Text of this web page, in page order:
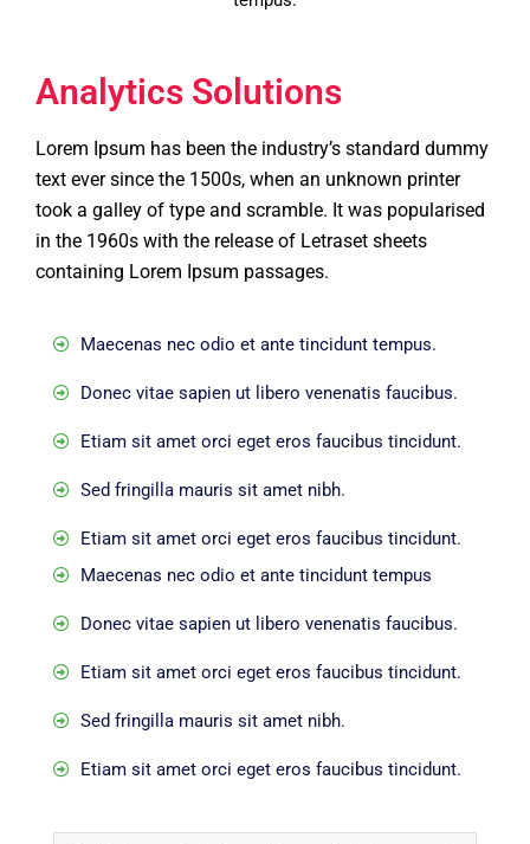
Analytics Solutions
Lorem Ipsum has been the industry’s standard dummy
text ever since the 1500s, when an unknown printer
took a galley of type and scramble. It was popularised
in the 1960s with the release of Letraset sheets
containing Lorem Ipsum passages.
Maecenas nec odio et ante tincidunt tempus.
Donec vitae sapien ut libero venenatis faucibus.
Etiam sit amet orci eget eros faucibus tincidunt.
Sed fringilla mauris sit amet nibh.
Etiam sit amet orci eget eros faucibus tincidunt.
Maecenas nec odio et ante tincidunt tempus
Donec vitae sapien ut libero venenatis faucibus.
Etiam sit amet orci eget eros faucibus tincidunt.
Sed fringilla mauris sit amet nibh.
Etiam sit amet orci eget eros faucibus tincidunt.